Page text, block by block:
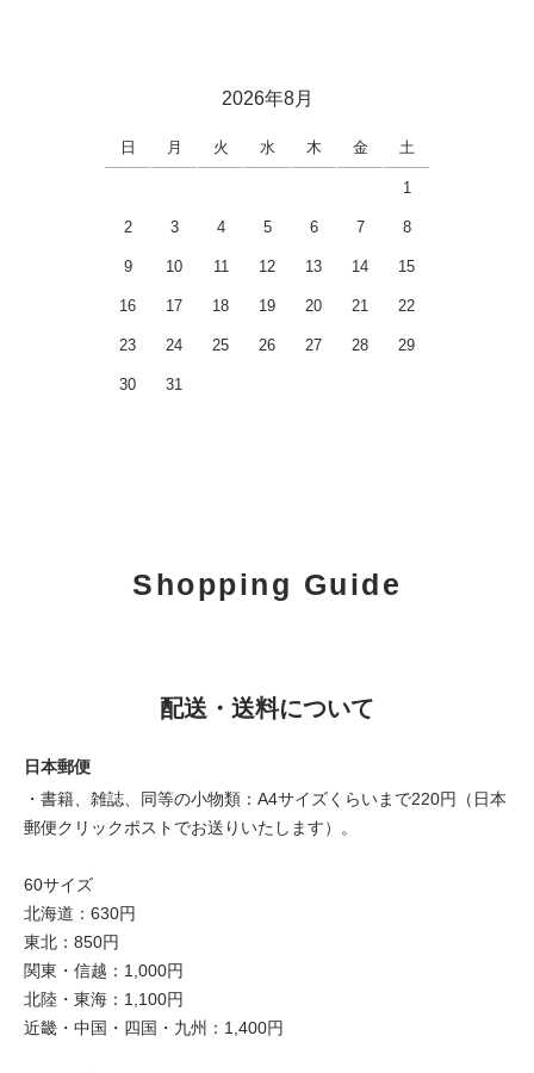
2026年8月
日 月 火 水 木 金 土
1
2 3 4 5 6 7 8
9 10 11 12 13 14 15
16 17 18 19 20 21 22
23 24 25 26 27 28 29
30 31
Shopping Guide
配送・送料について
日本郵便
・書籍、雑誌、同等の小物類：A4サイズくらいまで220円（日本
郵便クリックポストでお送りいたします）。
60サイズ
北海道：630円
東北：850円
関東・信越：1,000円
北陸・東海：1,100円
近畿・中国・四国・九州：1,400円